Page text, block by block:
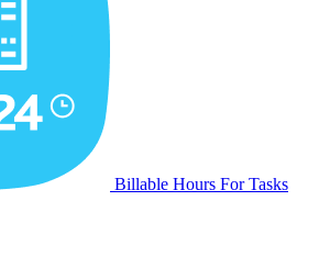
Billable Hours For Tasks